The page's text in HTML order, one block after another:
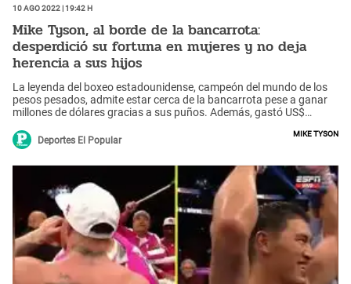
10 Ago 2022 | 19:42 h
Mike Tyson, al borde de la bancarrota:
desperdició su fortuna en mujeres y no deja
herencia a sus hijos
La leyenda del boxeo estadounidense, campeón del mundo de los
pesos pesados, admite estar cerca de la bancarrota pese a ganar
millones de dólares gracias a sus puños. Además, gastó US$
Deportes El Popular
Mike Tyson